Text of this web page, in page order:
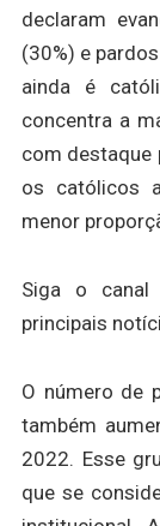
declaram
(30%) e
ainda é
concentra a
com destaque
os católicos
menor
Siga o
principais
O número de
também
2022. Esse
que se